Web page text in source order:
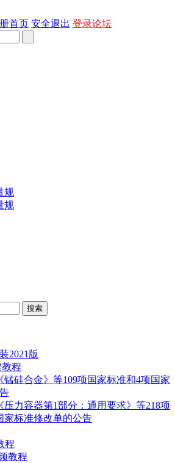
首页 安全退出 登录论坛
规
规
2021版
程
锰硅合金》等109项国家标准和4项国家
压力容器第1部分：通用要求》等218项
家标准修改单的公告
程
教程